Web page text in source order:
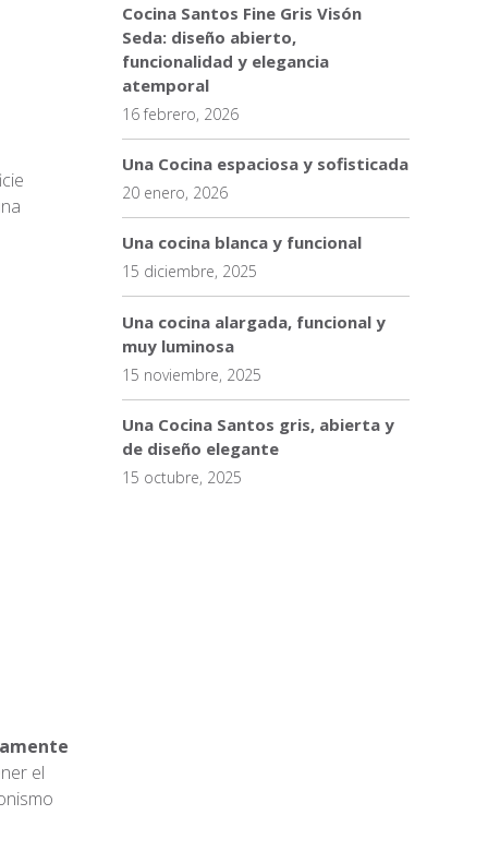
el
Cocina Santos Fine Gris Visón
Seda: diseño abierto,
funcionalidad y elegancia
atemporal
16 febrero, 2026
Una Cocina espaciosa y sofisticada
20 enero, 2026
Una cocina blanca y funcional
15 diciembre, 2025
Una cocina alargada, funcional y
muy luminosa
15 noviembre, 2025
Una Cocina Santos gris, abierta y
de diseño elegante
15 octubre, 2025